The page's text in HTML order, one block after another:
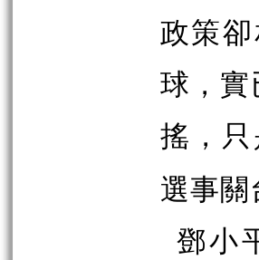
政策
球，
搖，
選事
鄧小